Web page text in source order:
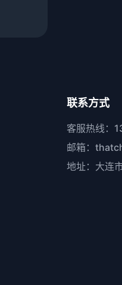
联系方式
客服热线：
邮箱：
地址：大连